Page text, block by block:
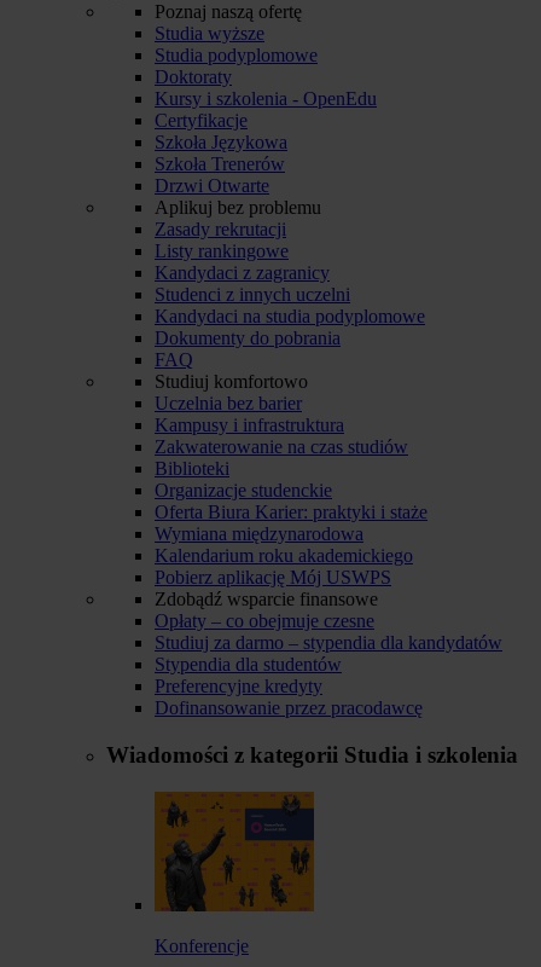
Poznaj naszą ofertę
Studia wyższe
Studia podyplomowe
Doktoraty
Kursy i szkolenia - OpenEdu
Certyfikacje
Szkoła Językowa
Szkoła Trenerów
Drzwi Otwarte
Aplikuj bez problemu
Zasady rekrutacji
Listy rankingowe
Kandydaci z zagranicy
Studenci z innych uczelni
Kandydaci na studia podyplomowe
Dokumenty do pobrania
FAQ
Studiuj komfortowo
Uczelnia bez barier
Kampusy i infrastruktura
Zakwaterowanie na czas studiów
Biblioteki
Organizacje studenckie
Oferta Biura Karier: praktyki i staże
Wymiana międzynarodowa
Kalendarium roku akademickiego
Pobierz aplikację Mój USWPS
Zdobądź wsparcie finansowe
Opłaty – co obejmuje czesne
Studiuj za darmo – stypendia dla kandydatów
Stypendia dla studentów
Preferencyjne kredyty
Dofinansowanie przez pracodawcę
Wiadomości z kategorii Studia i szkolenia
Konferencje